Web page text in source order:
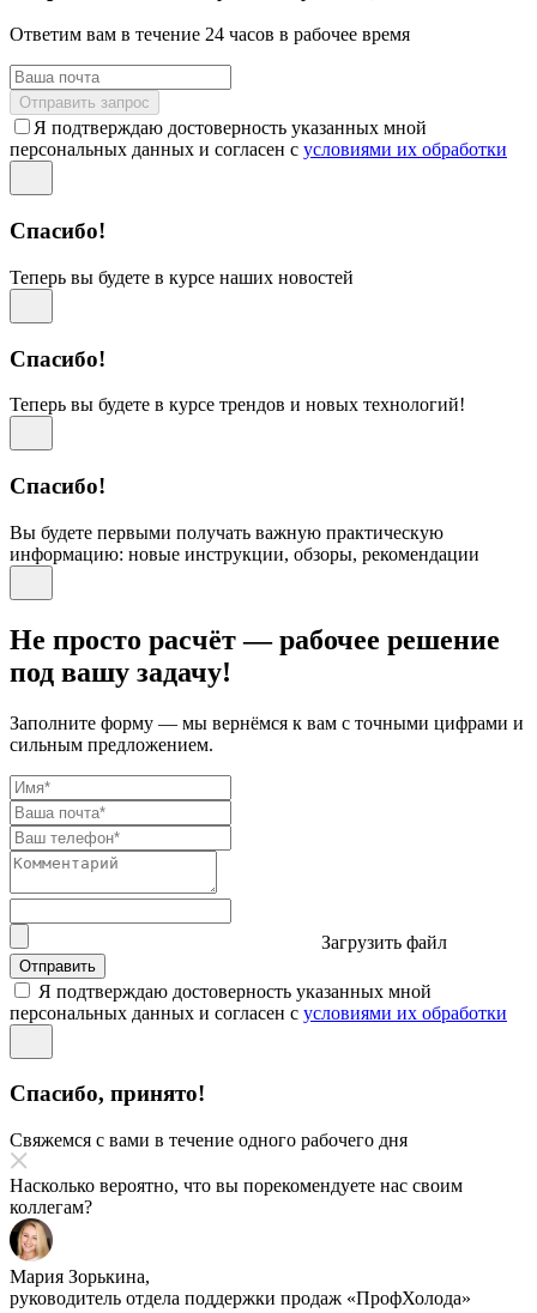
Ответим вам в течение 24 часов в рабочее время
Отправить запрос
Я подтверждаю достоверность указанных мной
персональных данных и согласен с условиями их обработки
Спасибо!
Теперь вы будете в курсе наших новостей
Спасибо!
Теперь вы будете в курсе трендов и новых технологий!
Спасибо!
Вы будете первыми получать важную практическую
информацию: новые инструкции, обзоры, рекомендации
Не просто расчёт — рабочее решение
под вашу задачу!
Заполните форму — мы вернёмся к вам с точными цифрами и
сильным предложением.
Загрузить файл
Отправить
Я подтверждаю достоверность указанных мной
персональных данных и согласен с условиями их обработки
Спасибо, принято!
Свяжемся с вами в течение одного рабочего дня
Насколько вероятно, что вы порекомендуете нас своим
коллегам?
Мария Зорькина,
руководитель отдела поддержки продаж «ПрофХолода»